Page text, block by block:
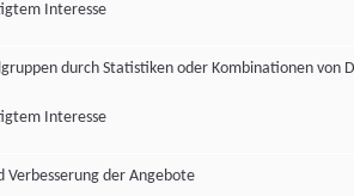
hat seinen Preis.
PUR für 33,99€ pro Monat
Interesse
durch Statistiken oder Kombinationen von
Interesse
Verbesserung der Angebote